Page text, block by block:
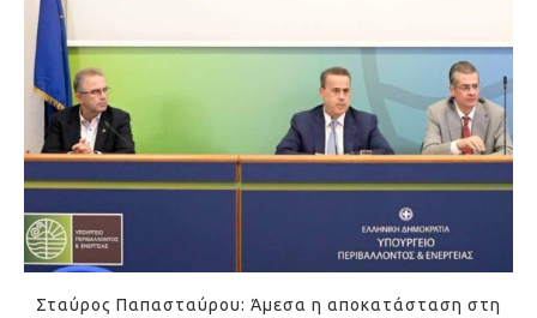
Σταύρος Παπασταύρου: Άμεσα η αποκατάσταση στη